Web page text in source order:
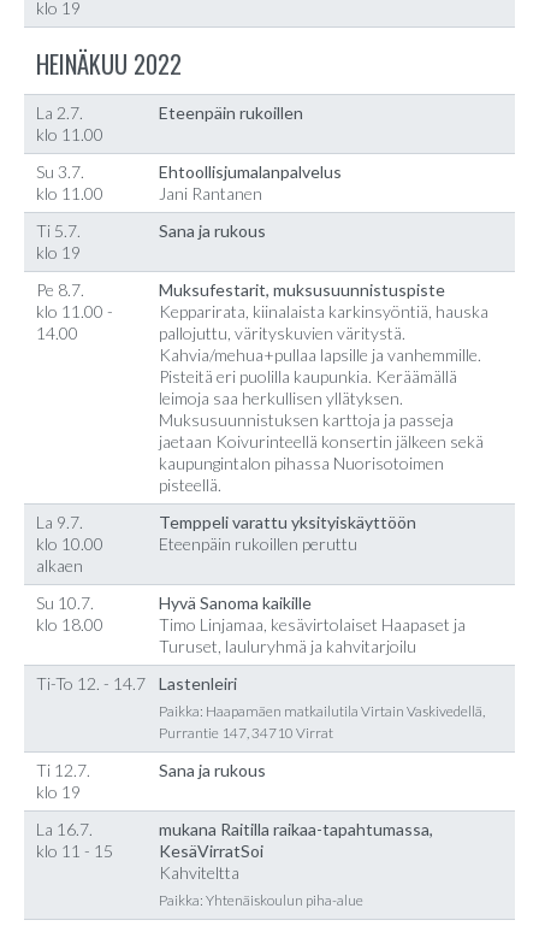
klo 19
HEINÄKUU 2022
La 2.7.
klo 11.00
Eteenpäin rukoillen
Su 3.7.
klo 11.00
Ehtoollisjumalanpalvelus
Jani Rantanen
Ti 5.7.
klo 19
Sana ja rukous
Pe 8.7.
klo 11.00 -
14.00
Muksufestarit, muksusuunnistuspiste
Kepparirata, kiinalaista karkinsyöntiä, hauska
pallojuttu, värityskuvien väritystä.
Kahvia/mehua+pullaa lapsille ja vanhemmille.
Pisteitä eri puolilla kaupunkia. Keräämällä
leimoja saa herkullisen yllätyksen.
Muksusuunnistuksen karttoja ja passeja
jaetaan Koivurinteellä konsertin jälkeen sekä
kaupungintalon pihassa Nuorisotoimen
pisteellä.
La 9.7.
klo 10.00
alkaen
Temppeli varattu yksityiskäyttöön
Eteenpäin rukoillen peruttu
Su 10.7.
klo 18.00
Hyvä Sanoma kaikille
Timo Linjamaa, kesävirtolaiset Haapaset ja
Turuset, lauluryhmä ja kahvitarjoilu
Ti-To 12. - 14.7
Lastenleiri
Paikka: Haapamäen matkailutila Virtain Vaskivedellä,
Purrantie 147, 34710 Virrat
Ti 12.7.
klo 19
Sana ja rukous
La 16.7.
klo 11 - 15
mukana Raitilla raikaa-tapahtumassa,
KesäVirratSoi
Kahviteltta
Paikka: Yhtenäiskoulun piha-alue